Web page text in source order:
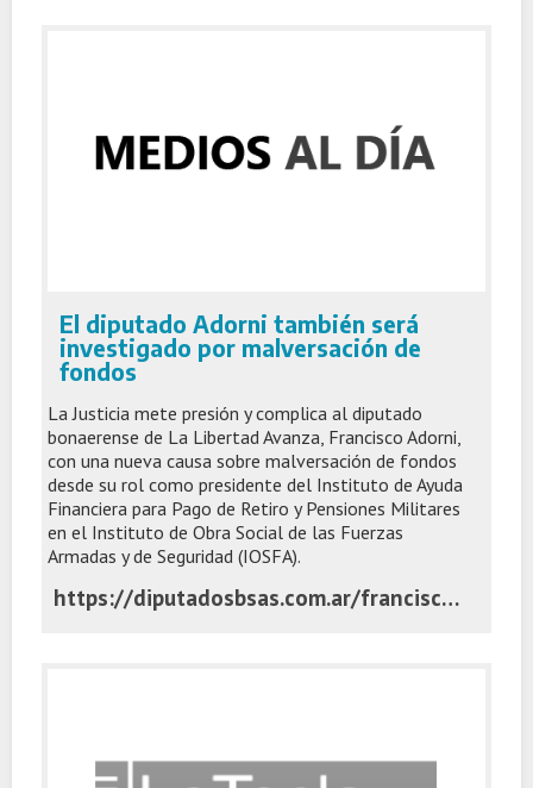
El diputado Adorni también será
investigado por malversación de
fondos
La Justicia mete presión y complica al diputado
bonaerense de La Libertad Avanza, Francisco Adorni,
con una nueva causa sobre malversación de fondos
desde su rol como presidente del Instituto de Ayuda
Financiera para Pago de Retiro y Pensiones Militares
en el Instituto de Obra Social de las Fuerzas
Armadas y de Seguridad (IOSFA).
https://diputadosbsas.com.ar/francisco-adorni-causa-malversacion-de-fondos/